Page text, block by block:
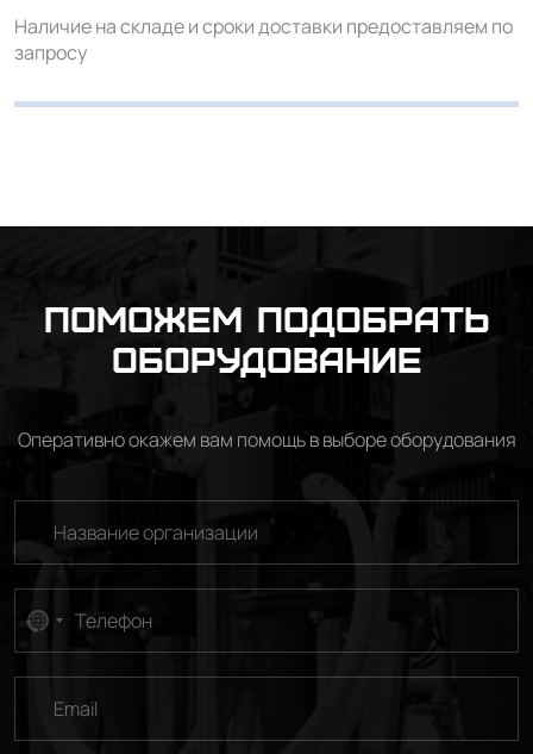
Наличие на складе и сроки доставки предоставляем по
запросу
Поможем подобрать
оборудование
Оперативно окажем вам помощь в выборе оборудования
No